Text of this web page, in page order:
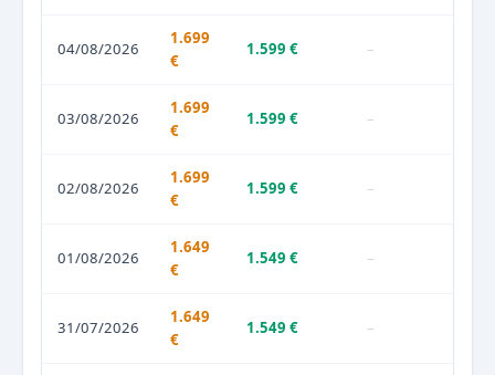
04/08/2026
1.699
€
1.599 € –
03/08/2026
1.699
€
1.599 € –
02/08/2026
1.699
€
1.599 € –
01/08/2026
1.649
€
1.549 € –
31/07/2026
1.649
€
1.549 € –